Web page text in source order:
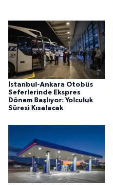
İstanbul-Ankara Otobüs
Seferlerinde Ekspres
Dönem Başlıyor: Yolculuk
Süresi Kısalacak